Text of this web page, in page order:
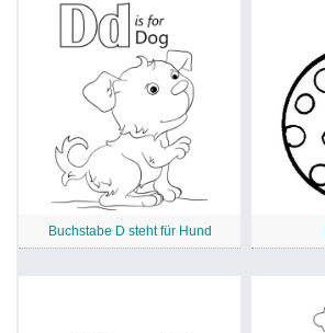
Buchstabe D steht für Hund